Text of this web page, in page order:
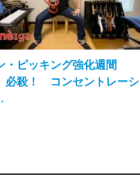
・ピッキング強化週間
必殺！ コンセントレーシ